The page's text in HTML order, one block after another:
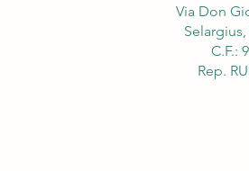
Via Don
C.F.:
Rep.